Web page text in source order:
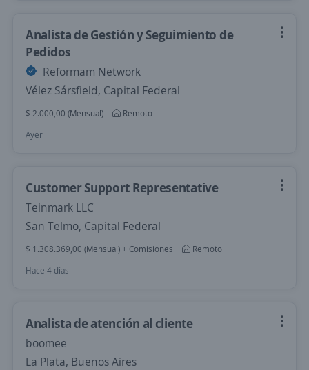
Analista de Gestión y Seguimiento de
Pedidos
Reformam Network
Vélez Sársfield, Capital Federal
$ 2.000,00 (Mensual)
Remoto
Ayer
Customer Support Representative
Teinmark LLC
San Telmo, Capital Federal
$ 1.308.369,00 (Mensual) + Comisiones
Remoto
Hace 4 días
Analista de atención al cliente
boomee
La Plata, Buenos Aires